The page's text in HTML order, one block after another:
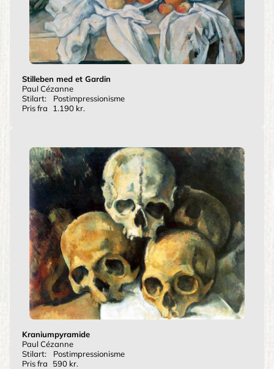
Stilleben med et Gardin
Paul Cézanne
Stilart:
Postimpressionisme
Pris fra
1.190 kr.
Kraniumpyramide
Paul Cézanne
Stilart:
Postimpressionisme
Pris fra
590 kr.